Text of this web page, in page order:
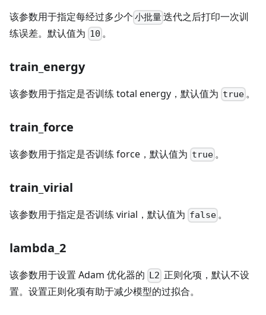
该参数用于指定每经过多少个 小批量迭代之后打印一次训
练误差。默认值为 10 。
train_energy
该参数用于指定是否训练 total energy，默认值为 true 。
train_force
该参数用于指定是否训练 force，默认值为 true 。
train_virial
该参数用于指定是否训练 virial，默认值为 false 。
lambda_2
该参数用于设置 Adam 优化器的 L2 正则化项，默认不设
置。设置正则化项有助于减少模型的过拟合。